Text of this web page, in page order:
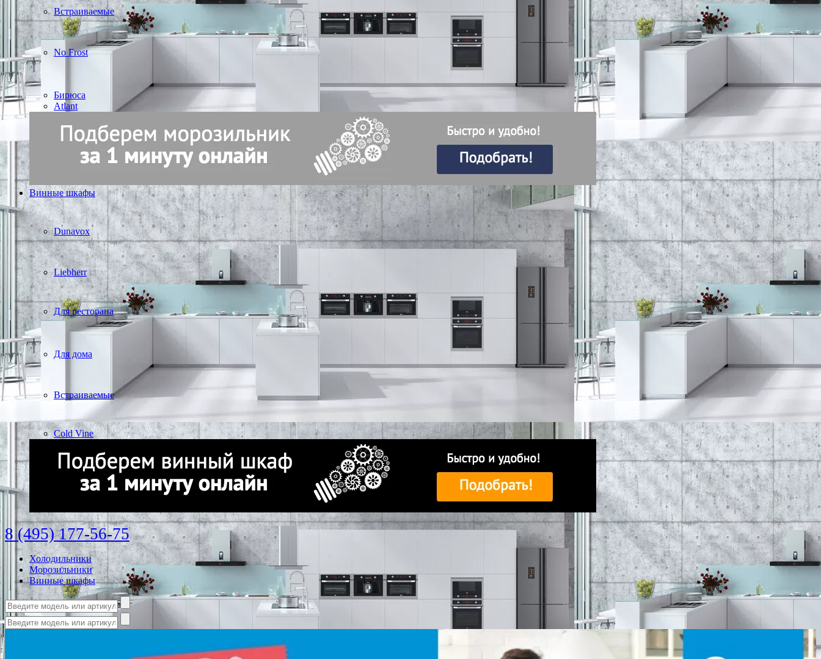
Встраиваемые
No Frost
Бирюса
Atlant
Винные шкафы
Dunavox
Liebherr
Для ресторана
Для дома
Встраиваемые
Cold Vine
8 (495) 177-56-75
Холодильники
Морозильники
Винные шкафы